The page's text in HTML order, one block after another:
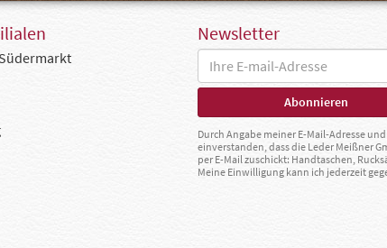
Newsletter
Durch Angabe meiner E-Mail-Adresse
einverstanden, dass die Leder Meißner
per E-Mail zuschickt: Handtaschen,
Meine Einwilligung kann ich jederzeit